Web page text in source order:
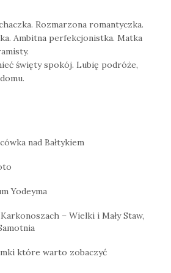
Rozmarzona romantyczka.
Ambitna perfekcjonistka. Matka
święty spokój. Lubię podróże,
nad Bałtykiem
Yodeyma
– Wielki i Mały Staw,
które warto zobaczyć